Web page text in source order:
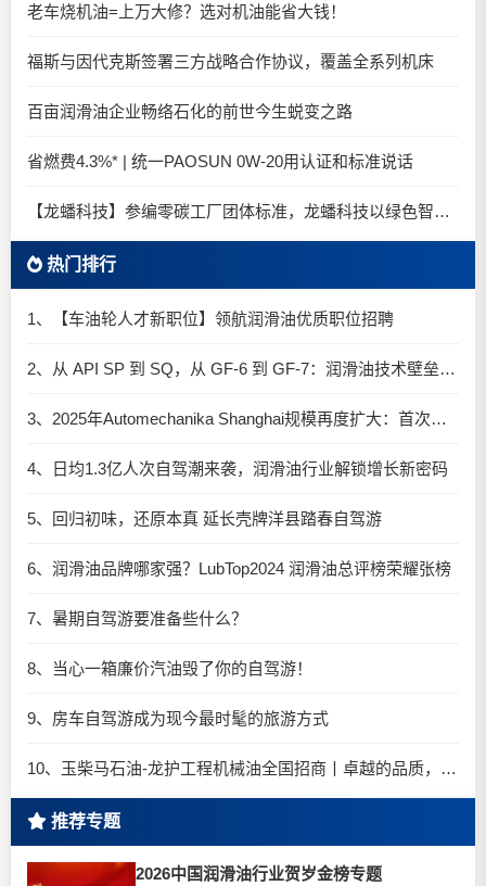
老车烧机油=上万大修？选对机油能省大钱！
福斯与因代克斯签署三方战略合作协议，覆盖全系列机床
百亩润滑油企业畅络石化的前世今生蜕变之路
省燃费4.3%* | 统一PAOSUN 0W-20用认证和标准说话
【龙蟠科技】参编零碳工厂团体标准，龙蟠科技以绿色智造锚定零碳未来
热门排行
1、【车油轮人才新职位】领航润滑油优质职位招聘
2、从 API SP 到 SQ，从 GF-6 到 GF-7：润滑油技术壁垒再升高，你准备好了吗？
3、2025年Automechanika Shanghai规模再度扩大：首次启用国家会展中心（上海）全部15个展馆
4、日均1.3亿人次自驾潮来袭，润滑油行业解锁增长新密码​
5、回归初味，还原本真 延长壳牌洋县踏春自驾游
6、润滑油品牌哪家强？LubTop2024 润滑油总评榜荣耀张榜
7、暑期自驾游要准备些什么？
8、当心一箱廉价汽油毁了你的自驾游！
9、房车自驾游成为现今最时髦的旅游方式
10、玉柴马石油-龙护工程机械油全国招商丨卓越的品质，专业的品牌！
推荐专题
2026中国润滑油行业贺岁金榜专题